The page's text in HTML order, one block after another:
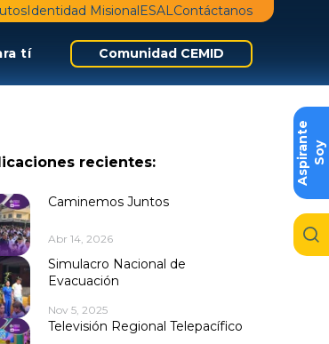
Identidad MisionalESALContáctanos
tí Comunidad CEMID
S
o
y
A
s
p
i
r
a
n
t
e
recientes:
Caminemos Juntos
Abr 14, 2026
Simulacro Nacional de
Evacuación
Nov 5, 2025
Televisión Regional Telepacífico